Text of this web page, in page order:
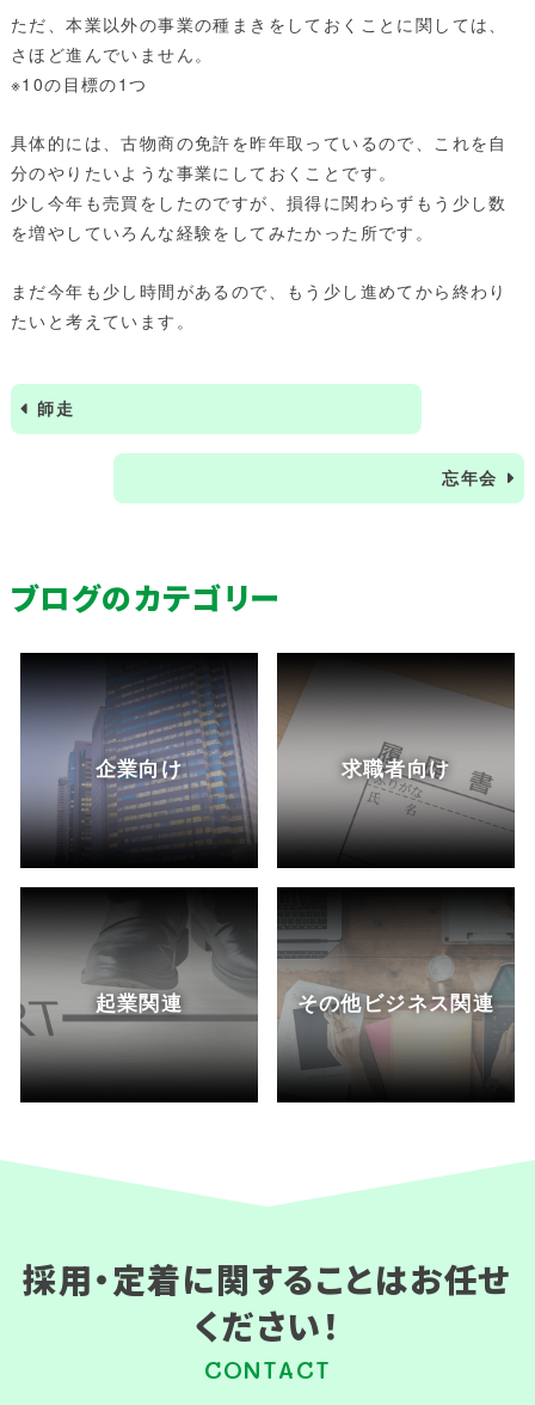
ただ、本業以外の事業の種まきをしておくことに関しては、
さほど進んでいません。
※10の目標の1つ
具体的には、古物商の免許を昨年取っているので、これを自
分のやりたいような事業にしておくことです。
少し今年も売買をしたのですが、損得に関わらずもう少し数
を増やしていろんな経験をしてみたかった所です。
まだ今年も少し時間があるので、もう少し進めてから終わり
たいと考えています。
師走
忘年会
ブログのカテゴリー
企業向け 求職者向け
起業関連 その他ビジネス関連
採用・定着に関することはお任せ
ください！
CONTACT